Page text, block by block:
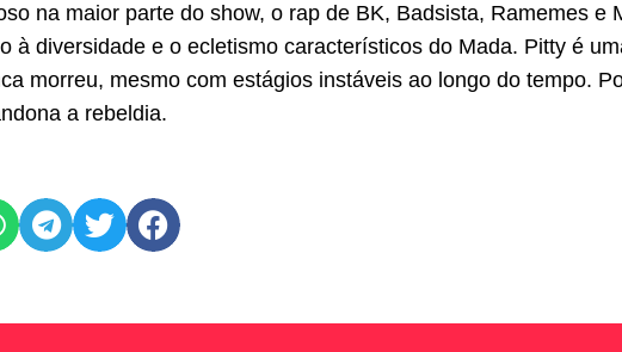
na maior parte do show, o rap de BK, Badsista, Ramemes e
à diversidade e o ecletismo característicos do Mada. Pitty é
morreu, mesmo com estágios instáveis ao longo do tempo.
a rebeldia.